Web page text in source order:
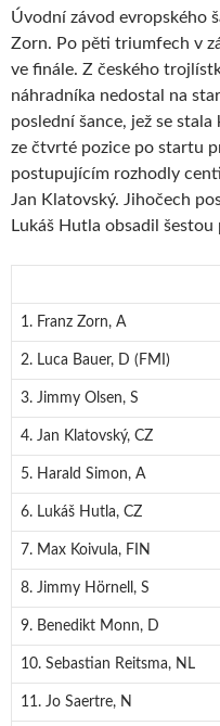
Úvodní závod evropského
Zorn. Po pěti triumfech v
ve finále. Z českého
náhradníka nedostal na
poslední šance, jež se
ze čtvrté pozice po startu
postupujícím rozhodly
Jan Klatovský. Jihočech
Lukáš Hutla obsadil šestou
1. Franz Zorn, A
2. Luca Bauer, D (FMI)
3. Jimmy Olsen, S
4. Jan Klatovský, CZ
5. Harald Simon, A
6. Lukáš Hutla, CZ
7. Max Koivula, FIN
8. Jimmy Hörnell, S
9. Benedikt Monn, D
10. Sebastian Reitsma, NL
11. Jo Saertre, N